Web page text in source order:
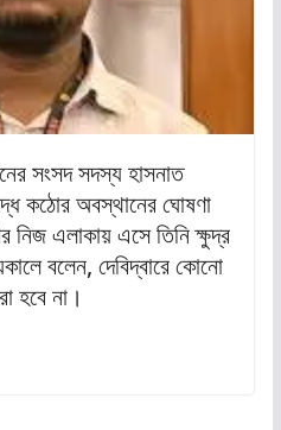
সংসদ সদস্য হাসনাত
কঠোর অবস্থানের ঘোষণা
এলাকায় এসে তিনি ক্ষুদ্র
বলেন, দেবিদ্বারে কোনো
হবে না।